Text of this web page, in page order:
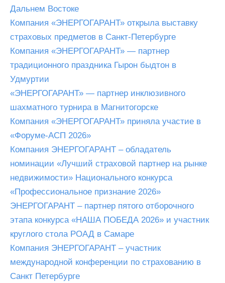
Дальнем Востоке
Компания «ЭНЕРГОГАРАНТ» открыла выставку
страховых предметов в Санкт-Петербурге
Компания «ЭНЕРГОГАРАНТ» — партнер
традиционного праздника Гырон быдтон в
Удмуртии
«ЭНЕРГОГАРАНТ» — партнер инклюзивного
шахматного турнира в Магнитогорске
Компания «ЭНЕРГОГАРАНТ» приняла участие в
«Форуме-АСП 2026»
Компания ЭНЕРГОГАРАНТ – обладатель
номинации «Лучший страховой партнер на рынке
недвижимости» Национального конкурса
«Профессиональное признание 2026»
ЭНЕРГОГАРАНТ – партнер пятого отборочного
этапа конкурса «НАША ПОБЕДА 2026» и участник
круглого стола РОАД в Самаре
Компания ЭНЕРГОГАРАНТ – участник
международной конференции по страхованию в
Санкт Петербурге